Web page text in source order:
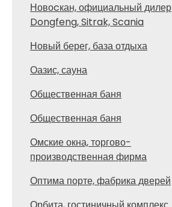
Новоcкан, официальный дилер
Dongfeng, Sitrak, Scania
Новый берег, база отдыха
Оазис, сауна
Общественная баня
Общественная баня
Омские окна, торгово-
производственная фирма
Оптима порте, фабрика дверей